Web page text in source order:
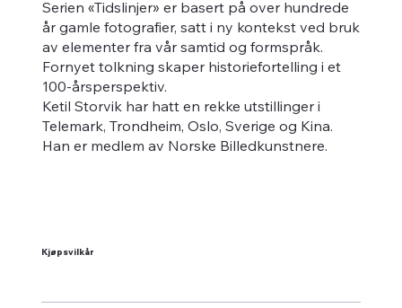
Serien «Tidslinjer» er basert på over hundrede
år gamle fotografier, satt i ny kontekst ved bruk
av elementer fra vår samtid og formspråk.
Fornyet tolkning skaper historiefortelling i et
100-årsperspektiv.
Ketil Storvik har hatt en rekke utstillinger i
Telemark, Trondheim, Oslo, Sverige og Kina.
Han er medlem av Norske Billedkunstnere.
Kjøpsvilkår